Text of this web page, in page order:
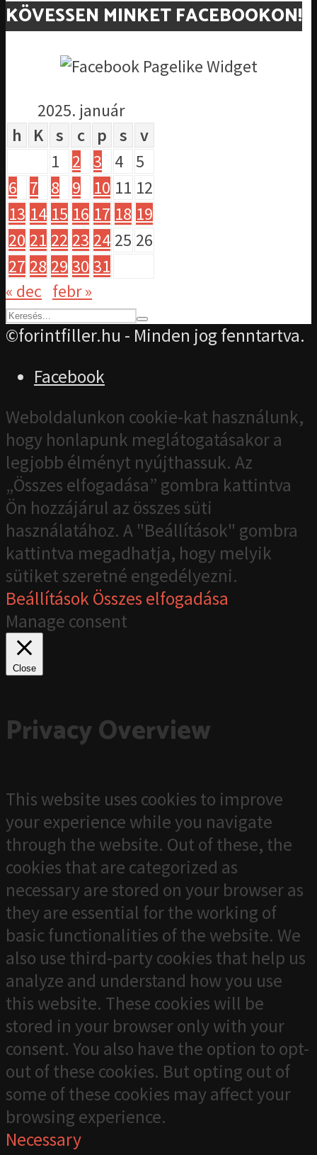
KÖVESSEN MINKET FACEBOOKON!
2025. január
h
K s c p s
v
1
2 3 4 5
6
7 8 9 10 11 12
13 14 15 16 17 18 19
20 21 22 23 24 25 26
27 28 29 30 31
« dec febr »
©forintfiller.hu - Minden jog fenntartva.
Facebook
Weboldalunkon cookie-kat használunk,
hogy honlapunk meglátogatásakor a
legjobb élményt nyújthassuk. Az
„Összes elfogadása” gombra kattintva
Ön hozzájárul az összes süti
használatához. A "Beállítások" gombra
kattintva megadhatja, hogy melyik
sütiket szeretné engedélyezni.
BeállításokÖsszes elfogadása
Manage consent
Close
Privacy Overview
This website uses cookies to improve
your experience while you navigate
through the website. Out of these, the
cookies that are categorized as
necessary are stored on your browser as
they are essential for the working of
basic functionalities of the website. We
also use third-party cookies that help us
analyze and understand how you use
this website. These cookies will be
stored in your browser only with your
consent. You also have the option to opt-
out of these cookies. But opting out of
some of these cookies may affect your
browsing experience.
Necessary